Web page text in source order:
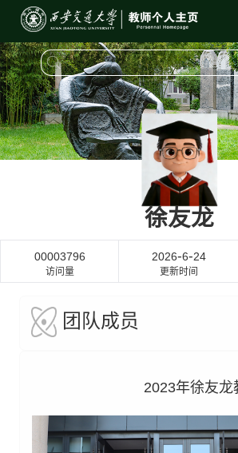
徐友龙
00003796
访问量
2026-6-24
更新时间
团队成员
2023年徐友龙